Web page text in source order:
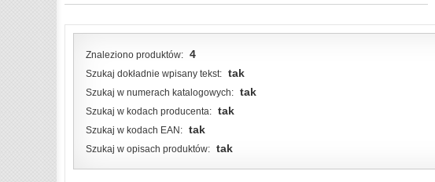
Znaleziono produktów: 4
Szukaj dokładnie wpisany tekst: tak
Szukaj w numerach katalogowych: tak
Szukaj w kodach producenta: tak
Szukaj w kodach EAN: tak
Szukaj w opisach produktów: tak